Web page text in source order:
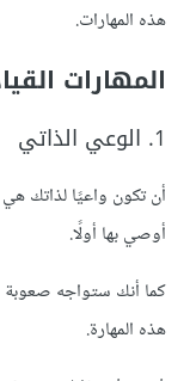
هذه المهارات.
المهارات
1. الوعي الذاتي
أن تكون واعيًا لذاتك
أوصي بها أولًا.
كما أنك ستواجه صعوبة
هذه المهارة.